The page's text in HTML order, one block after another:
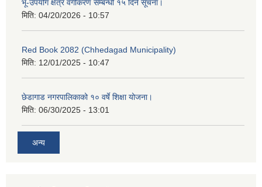
भू-उपयोग क्षेत्र वर्गीकरण सम्बन्धी १५ दिने सूचना।
मिति: 04/20/2026 - 10:57
Red Book 2082 (Chhedagad Municipality)
मिति: 12/01/2025 - 10:47
छेडागाड नगरपालिकाको १० वर्षे शिक्षा योजना।
मिति: 06/30/2025 - 13:01
अन्य